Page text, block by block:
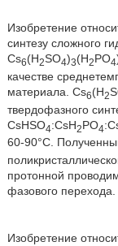
Изобретение
синтезу сложного
Cs6(H2SO4)3(H2PO4
качестве
материала. Cs6(H2
твердофазного
CsHSO4:CsH2PO4
60-90°C.
протонной
фазового перехода.
Изобретение